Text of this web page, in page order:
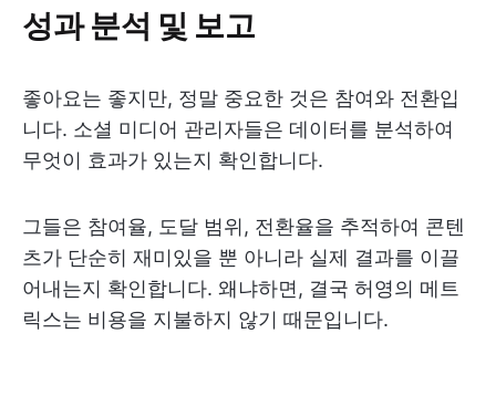
성과 분석 및 보고
좋아요는 좋지만, 정말 중요한 것은 참여와 전환입
니다. 소셜 미디어 관리자들은 데이터를 분석하여
무엇이 효과가 있는지 확인합니다.
그들은 참여율, 도달 범위, 전환율을 추적하여 콘텐
츠가 단순히 재미있을 뿐 아니라 실제 결과를 이끌
어내는지 확인합니다. 왜냐하면, 결국 허영의 메트
릭스는 비용을 지불하지 않기 때문입니다.